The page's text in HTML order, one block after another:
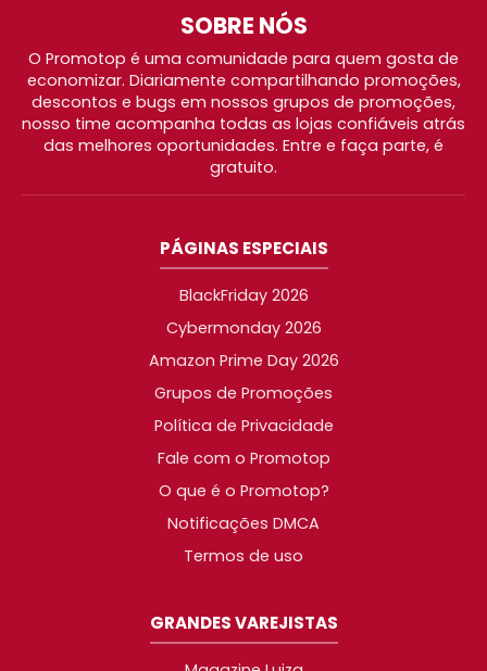
SOBRE NÓS
O Promotop é uma comunidade para quem gosta de
economizar. Diariamente compartilhando promoções,
descontos e bugs em nossos grupos de promoções,
nosso time acompanha todas as lojas confiáveis atrás
das melhores oportunidades. Entre e faça parte, é
gratuito.
PÁGINAS ESPECIAIS
BlackFriday 2026
Cybermonday 2026
Amazon Prime Day 2026
Grupos de Promoções
Política de Privacidade
Fale com o Promotop
O que é o Promotop?
Notificações DMCA
Termos de uso
GRANDES VAREJISTAS